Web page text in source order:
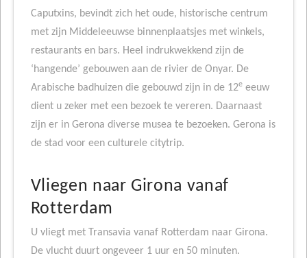
Caputxins, bevindt zich het oude, historische centrum
met zijn Middeleeuwse binnenplaatsjes met winkels,
restaurants en bars. Heel indrukwekkend zijn de
‘hangende’ gebouwen aan de rivier de Onyar. De
Arabische badhuizen die gebouwd zijn in de 12eeeuw
dient u zeker met een bezoek te vereren. Daarnaast
zijn er in Gerona diverse musea te bezoeken. Gerona is
de stad voor een culturele citytrip.
Vliegen naar Girona vanaf
Rotterdam
U vliegt met Transavia vanaf Rotterdam naar Girona.
De vlucht duurt ongeveer 1 uur en 50 minuten.